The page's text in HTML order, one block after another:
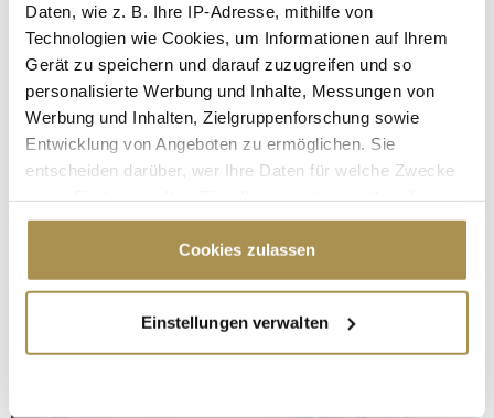
Daten, wie z. B. Ihre IP-Adresse, mithilfe von
Technologien wie Cookies, um Informationen auf Ihrem
Gerät zu speichern und darauf zuzugreifen und so
personalisierte Werbung und Inhalte, Messungen von
Werbung und Inhalten, Zielgruppenforschung sowie
Entwicklung von Angeboten zu ermöglichen. Sie
entscheiden darüber, wer Ihre Daten für welche Zwecke
Cookie-Erklärung oder durch Klicken auf das Privacy
Trigger Symbol ändern oder widerrufen
Informationen über Ihre geografische Lage
erfassen, welche bis auf einige Meter genau sein
Cookies zulassen
Einstellungen verwalten